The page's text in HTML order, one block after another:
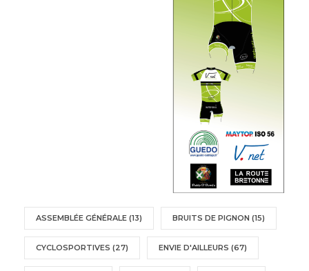
ASSEMBLÉE GÉNÉRALE (13) BRUITS DE PIGNON (15)
CYCLOSPORTIVES (27) ENVIE D'AILLEURS (67)